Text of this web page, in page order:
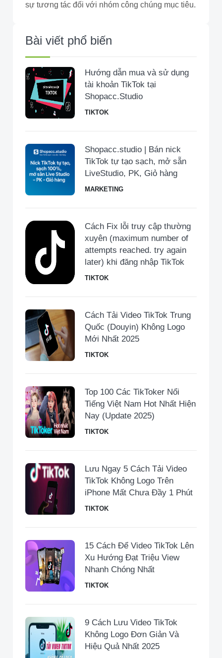
sự tương tác đối với nhóm công chúng mục tiêu.
Bài viết phổ biến
Hướng dẫn mua và sử dụng
tài khoản TikTok tại
Shopacc.Studio
TIKTOK
Shopacc.studio | Bán nick
TikTok tự tạo sạch, mở sẵn
LiveStudio, PK, Giỏ hàng
MARKETING
Cách Fix lỗi truy cập thường
xuyên (maximum number of
attempts reached. try again
later) khi đăng nhập TikTok
TIKTOK
Cách Tải Video TikTok Trung
Quốc (Douyin) Không Logo
Mới Nhất 2025
TIKTOK
Top 100 Các TikToker Nổi
Tiếng Việt Nam Hot Nhất Hiện
Nay (Update 2025)
TIKTOK
Lưu Ngay 5 Cách Tải Video
TikTok Không Logo Trên
iPhone Mất Chưa Đầy 1 Phút
TIKTOK
15 Cách Để Video TikTok Lên
Xu Hướng Đạt Triệu View
Nhanh Chóng Nhất
TIKTOK
9 Cách Lưu Video TikTok
Không Logo Đơn Giản Và
Hiệu Quả Nhất 2025